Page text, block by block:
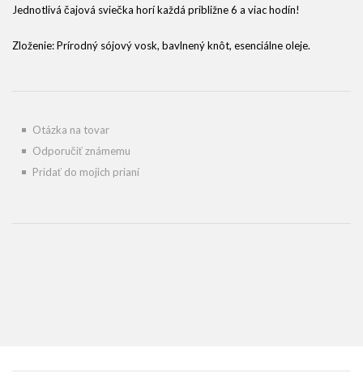
Jednotlivá čajová sviečka horí každá približne 6 a viac hodín!
Zloženie: Prírodný sójový vosk, bavlnený knôt, esenciálne oleje.
Otázka na tovar
Odporučiť známemu
Pridať do mojich prianí